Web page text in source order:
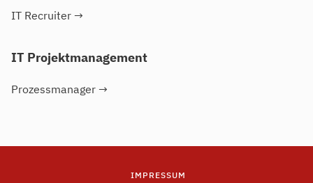
IT Recruiter →
IT Projektmanagement
Prozessmanager →
IMPRESSUM